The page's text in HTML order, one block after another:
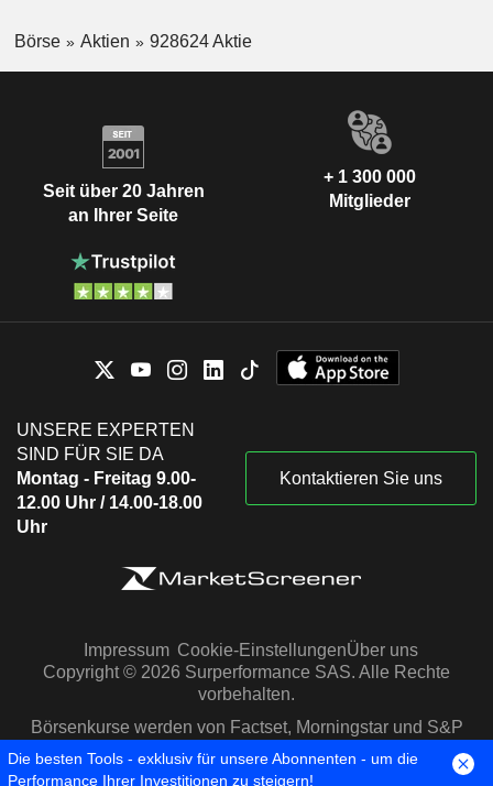
Börse Aktien 928624 Aktie
Seit über 20 Jahren
an Ihrer Seite
+ 1 300 000
Mitglieder
UNSERE EXPERTEN
SIND FÜR SIE DA
Montag - Freitag 9.00-
12.00 Uhr / 14.00-18.00
Uhr
Kontaktieren Sie uns
Impressum Cookie-EinstellungenÜber uns
Copyright © 2026 Surperformance SAS. Alle Rechte
vorbehalten.
Börsenkurse werden von Factset, Morningstar und S&P
Capital IQ zur Verfügung gestellt
Die besten Tools - exklusiv für unsere Abonnenten - um die
Performance Ihrer Investitionen zu steigern!